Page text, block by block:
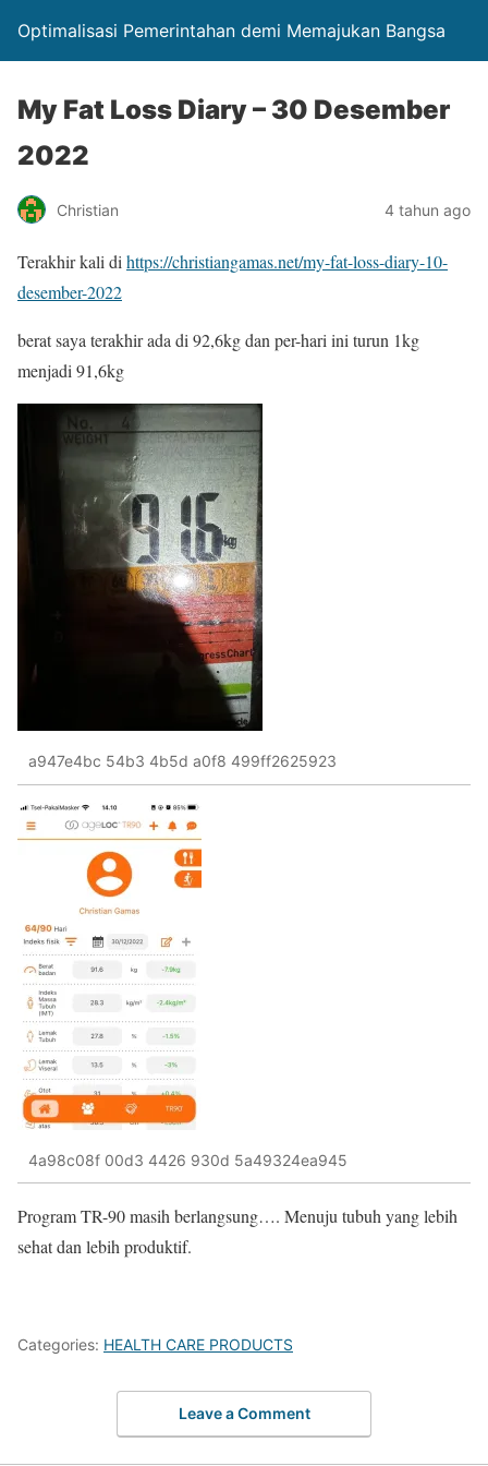
Optimalisasi Pemerintahan demi Memajukan Bangsa
My Fat Loss Diary – 30 Desember
2022
Christian 4 tahun ago
Terakhir kali di https://christiangamas.net/my-fat-loss-diary-10-
desember-2022
berat saya terakhir ada di 92,6kg dan per-hari ini turun 1kg
menjadi 91,6kg
a947e4bc 54b3 4b5d a0f8 499ff2625923
4a98c08f 00d3 4426 930d 5a49324ea945
Program TR-90 masih berlangsung…. Menuju tubuh yang lebih
sehat dan lebih produktif.
Categories: HEALTH CARE PRODUCTS
Leave a Comment